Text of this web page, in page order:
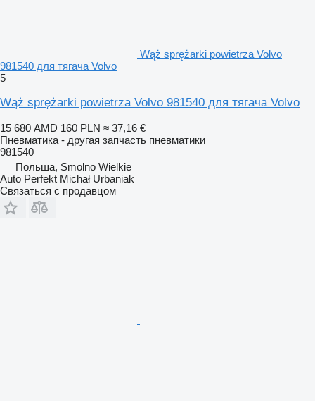
Wąż sprężarki powietrza Volvo
981540 для тягача Volvo
5
Wąż sprężarki powietrza Volvo 981540 для тягача Volvo
15 680 AMD 160 PLN ≈ 37,16 €
Пневматика - другая запчасть пневматики
981540
Польша, Smolno Wielkie
Auto Perfekt Michał Urbaniak
Связаться с продавцом